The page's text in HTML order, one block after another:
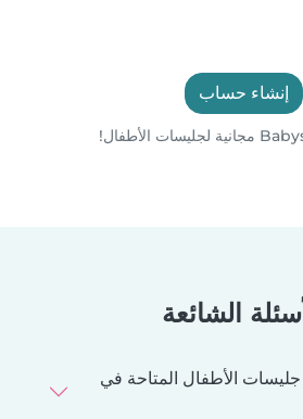
إنشاء حساب
الشائعة
الأطفال المتاحة في